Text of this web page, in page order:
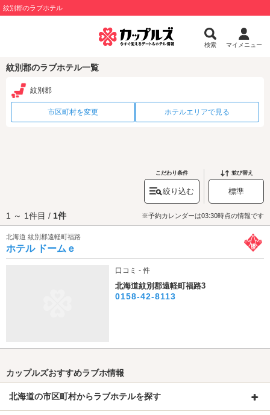
紋別郡のラブホテル
検索 マイメニュー
紋別郡のラブホテル一覧
紋別郡
市区町村を変更 ホテルエリアで見る
こだわり条件
絞り込む
並び替え
標準
1 ～ 1件目 / 1件 ※予約カレンダーは03:30時点の情報です
北海道 紋別郡遠軽町福路
ホテル ドームｅ
口コミ - 件
北海道紋別郡遠軽町福路3
0158-42-8113
カップルズおすすめラブホ情報
北海道の市区町村からラブホテルを探す